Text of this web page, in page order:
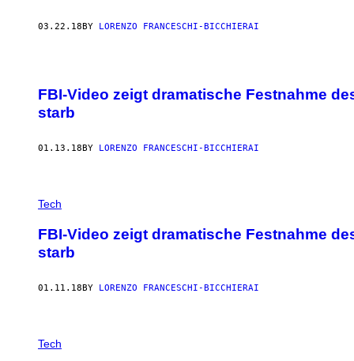
03.22.18BY LORENZO FRANCESCHI-BICCHIERAI
FBI-Video zeigt dramatische Festnahme
starb
01.13.18 BY LORENZO FRANCESCHI-BICCHIERAI
Tech
FBI-Video zeigt dramatische Festnahme
starb
01.11.18BY LORENZO FRANCESCHI-BICCHIERAI
Tech